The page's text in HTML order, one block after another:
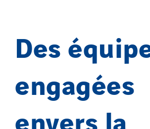
Des
engagées
envers la